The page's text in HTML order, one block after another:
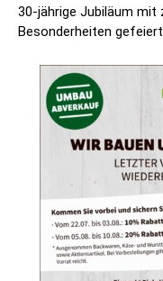
30-jährige Jubiläum mit
Besonderheiten